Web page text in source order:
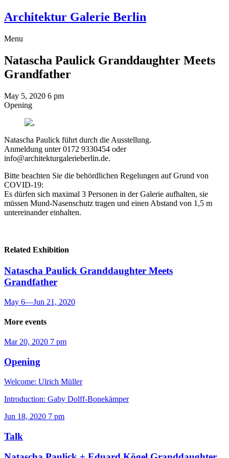
Architektur Galerie Berlin
Menu
Natascha Paulick Granddaughter Meets
Grandfather
May 5, 2020 6 pm
Opening
Natascha Paulick führt durch die Ausstellung.
Anmeldung unter 0172 9330454 oder
info@architekturgalerieberlin.de.
Bitte beachten Sie die behördlichen Regelungen auf Grund von
COVID-19:
Es dürfen sich maximal 3 Personen in der Galerie aufhalten, sie
müssen Mund-Nasenschutz tragen und einen Abstand von 1,5 m
untereinander einhalten.
Related Exhibition
Natascha Paulick Granddaughter Meets
Grandfather
May 6—Jun 21, 2020
More events
Mar 20, 2020 7 pm
Opening
Welcome: Ulrich Müller
Introduction: Gaby Dolff-Bonekämper
Jun 18, 2020 7 pm
Talk